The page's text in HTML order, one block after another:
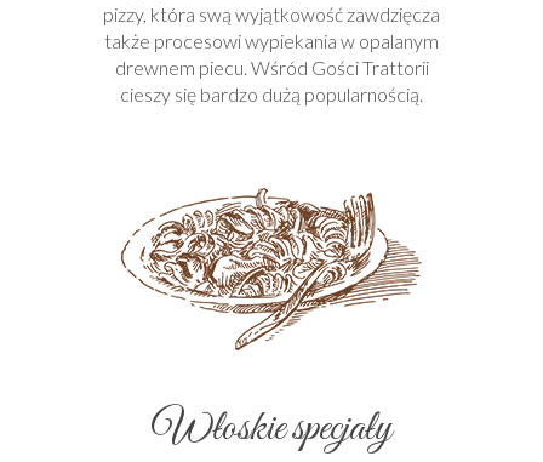
pizzy, która swą wyjątkowość zawdzięcza
także procesowi wypiekania w opalanym
drewnem piecu. Wśród Gości Trattorii
cieszy się bardzo dużą popularnością.
Włoskie specjały